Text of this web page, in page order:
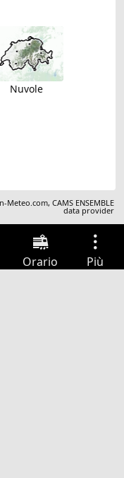
Nuvole
Meteo.com,CAMS ENSEMBLE
data provider
Orario Più